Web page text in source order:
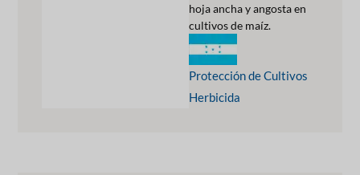
hoja ancha y angosta en
cultivos de maíz.
Protección de Cultivos
Herbicida